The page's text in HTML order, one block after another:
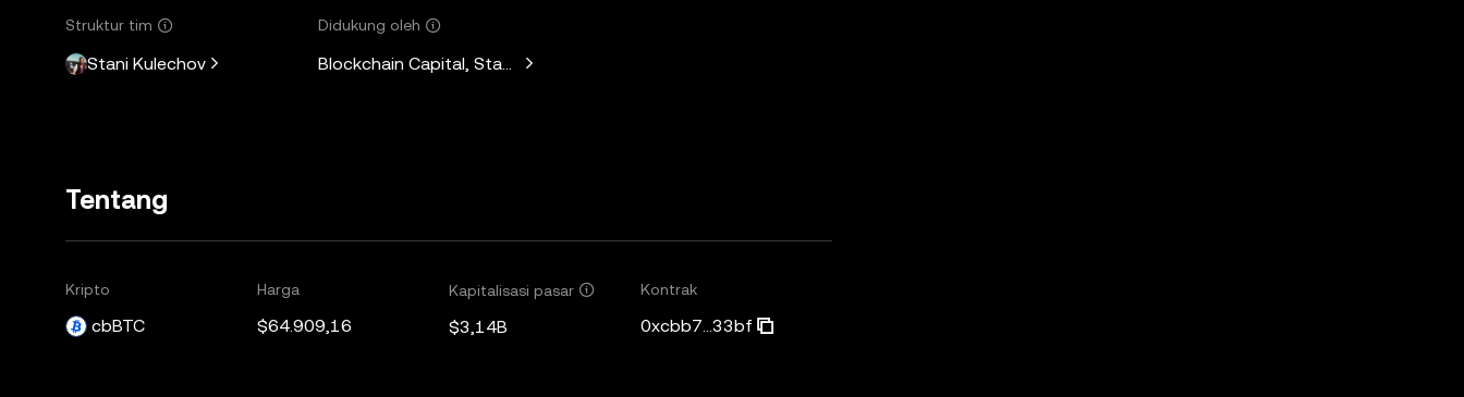
Struktur tim
Stani Kulechov
Didukung oleh
Blockchain Capital, Standard Crypto, Blockchain.com
Tentang
Kripto
cbBTC
Harga
$64.909,16
Kapitalisasi pasar
$3,14B
Kontrak
0xcbb7...33bf